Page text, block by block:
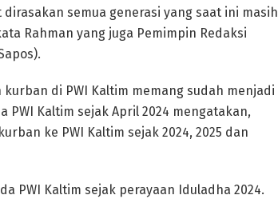
semua generasi yang saat ini masih
Rahman yang juga Pemimpin Redaksi
di PWI Kaltim memang sudah menjadi
Kaltim sejak April 2024 mengatakan,
ke PWI Kaltim sejak 2024, 2025 dan
PWI Kaltim sejak perayaan Iduladha 2024.